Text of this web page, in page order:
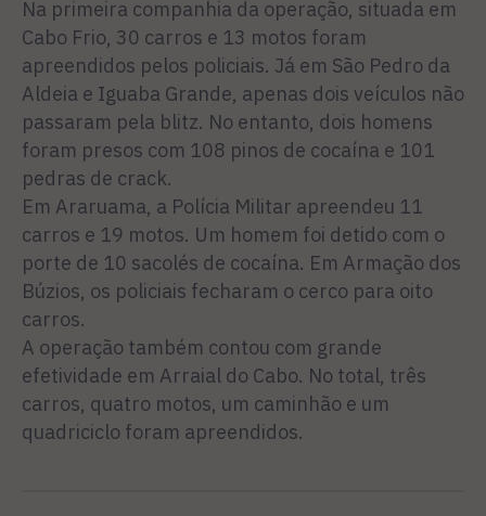
Na primeira companhia da operação, situada em
Cabo Frio, 30 carros e 13 motos foram
apreendidos pelos policiais. Já em São Pedro da
Aldeia e Iguaba Grande, apenas dois veículos não
passaram pela blitz. No entanto, dois homens
foram presos com 108 pinos de cocaína e 101
pedras de crack.
Em Araruama, a Polícia Militar apreendeu 11
carros e 19 motos. Um homem foi detido com o
porte de 10 sacolés de cocaína. Em Armação dos
Búzios, os policiais fecharam o cerco para oito
carros.
A operação também contou com grande
efetividade em Arraial do Cabo. No total, três
carros, quatro motos, um caminhão e um
quadriciclo foram apreendidos.